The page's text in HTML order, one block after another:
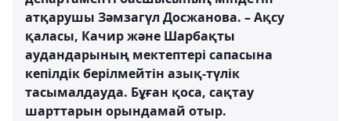
атқарушы Зәмзагүл Досжанова. – Ақсу
қаласы, Качир және Шарбақты
аудандарының мектептері сапасына
кепілдік берілмейтін азық-түлік
тасымалдауда. Бұған қоса, сақтау
шарттарын орындамай отыр.